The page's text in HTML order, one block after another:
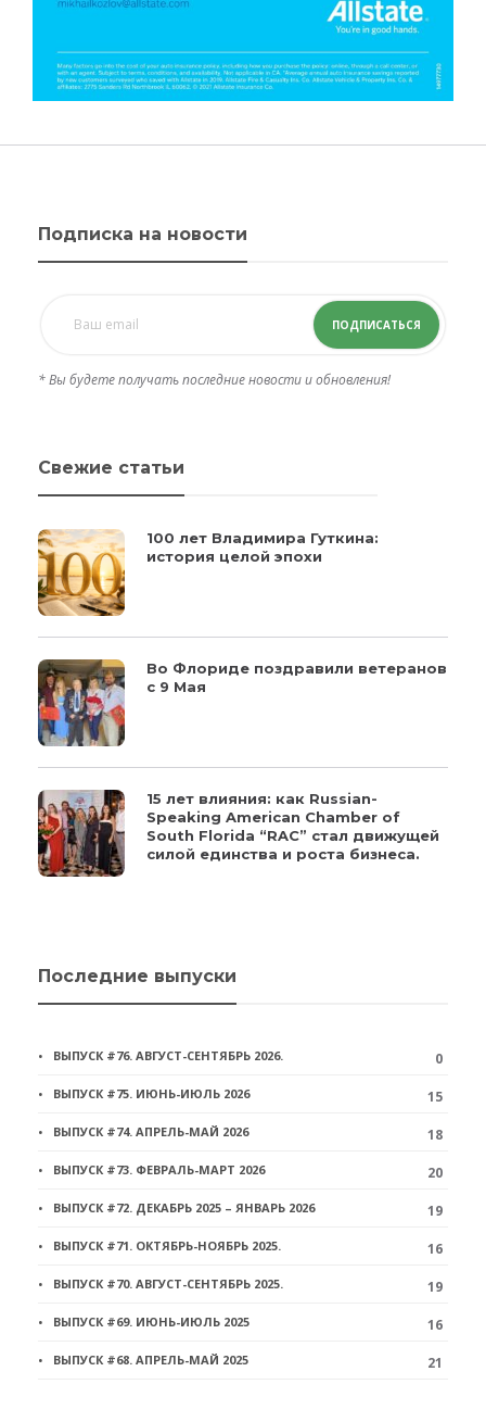
Подписка на новости
ПОДПИСАТЬСЯ
* Вы будете получать последние новости и обновления!
Свежие статьи
100 лет Владимира Гуткина:
история целой эпохи
Во Флориде поздравили ветеранов
с 9 Мая
15 лет влияния: как Russian-
Speaking American Chamber of
South Florida “RAC” стал движущей
силой единства и роста бизнеса.
Последние выпуски
ВЫПУСК #76. АВГУСТ-СЕНТЯБРЬ 2026. 0
ВЫПУСК #75. ИЮНЬ-ИЮЛЬ 2026 15
ВЫПУСК #74. АПРЕЛЬ-МАЙ 2026 18
ВЫПУСК #73. ФЕВРАЛЬ-МАРТ 2026 20
ВЫПУСК #72. ДЕКАБРЬ 2025 – ЯНВАРЬ 2026 19
ВЫПУСК #71. ОКТЯБРЬ-НОЯБРЬ 2025. 16
ВЫПУСК #70. АВГУСТ-СЕНТЯБРЬ 2025. 19
ВЫПУСК #69. ИЮНЬ-ИЮЛЬ 2025 16
ВЫПУСК #68. АПРЕЛЬ-МАЙ 2025 21